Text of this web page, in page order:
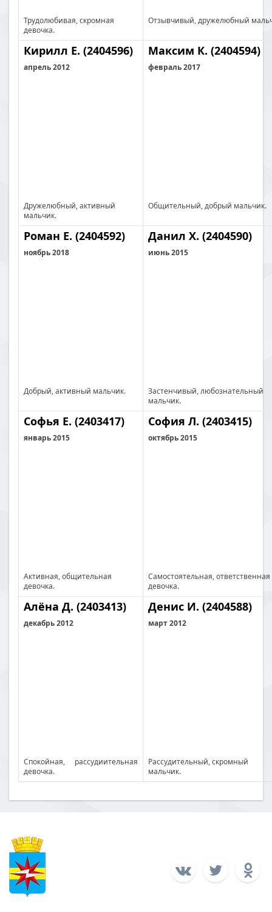
Трудолюбивая, скромная
девочка.
Отзывчивый, дружелюбный
Кирилл Е. (2404596)
апрель 2012
Дружелюбный, активный
мальчик.
Максим К. (2404594)
февраль 2017
Общительный, добрый мальчик.
Роман Е. (2404592)
ноябрь 2018
Добрый, активный мальчик.
Данил Х. (2404590)
июнь 2015
Застенчивый, любознательный
мальчик.
Софья Е. (2403417)
январь 2015
Активная, общительная
девочка.
София Л. (2403415)
октябрь 2015
Самостоятельная, ответственная
девочка.
Алёна Д. (2403413)
декабрь 2012
Спокойная, рассудиительная
девочка.
Денис И. (2404588)
март 2012
Рассудительный, скромный
мальчик.